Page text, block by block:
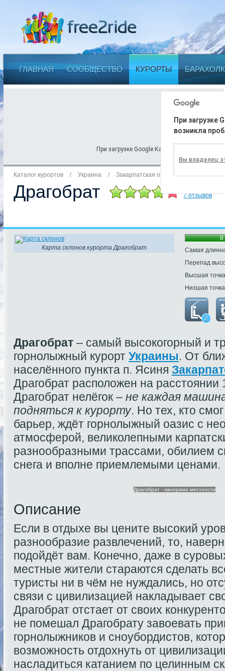
ГЛАВНАЯ СООБЩЕСТВО КУРОРТЫ
При загрузке Google Карт на этой
При загрузке
возникла
Вы владелец
Каталог курортов / Украина / Закарпатская область
Драгобрат 7 отзывов
Карта склонов курорта Драгобрат
8
Самая
Перепад
Высшая точка
Низшая точка
2
Драгобрат – самый высокогорный и
горнолыжный курорт Украины. От
населённого пункта п. Ясиня
Драгобрат расположен на расстоянии
Драгобрат нелёгок – не каждая
подняться к курорту. Но тех, кто
барьер, ждёт горнолыжный оазис с
атмосферой, великолепными
разнообразными трассами, обилием
снега и вполне приемлемыми ценами.
Драгобрат - панорама местности
Описание
Если в отдыхе вы цените высокий
разнообразие развлечений, то,
подойдёт вам. Конечно, даже в
местные жители стараются сделать
туристы ни в чём не нуждались, но
связи с цивилизацией накладывает
Драгобрат отстает от своих
не помешал Драгобрату завоевать
горнолыжников и сноубордистов,
возможность отдохнуть от
насладиться катанием по целинным